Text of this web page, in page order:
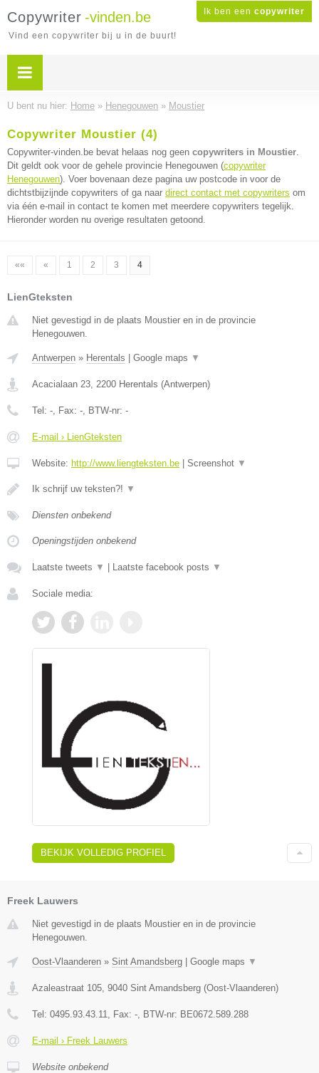
Ik ben een copywriter
Copywriter -vinden.be
Vind een copywriter bij u in de buurt!
U bent nu hier: Home » Henegouwen » Moustier
Copywriter Moustier (4)
Copywriter-vinden.be bevat helaas nog geen copywriters in Moustier.
Dit geldt ook voor de gehele provincie Henegouwen (copywriter
Henegouwen). Voer bovenaan deze pagina uw postcode in voor de
dichtstbijzijnde copywriters of ga naar direct contact met copywriters om
via één e-mail in contact te komen met meerdere copywriters tegelijk.
Hieronder worden nu overige resultaten getoond.
«« « 1 2 3 4
LienGteksten
Niet gevestigd in de plaats Moustier en in de provincie
Henegouwen.
Antwerpen » Herentals Google maps ▼
Acacialaan 23, 2200 Herentals (Antwerpen)
Tel: -, Fax: -, BTW-nr: -
E-mail › LienGteksten
Website: http://www.liengteksten.be Screenshot ▼
Ik schrijf uw teksten?! ▼
Diensten onbekend
Openingstijden onbekend
Laatste tweets ▼ Laatste facebook posts ▼
Sociale media:
BEKIJK VOLLEDIG PROFIEL
Freek Lauwers
Niet gevestigd in de plaats Moustier en in de provincie
Henegouwen.
Oost-Vlaanderen » Sint Amandsberg Google maps ▼
Azaleastraat 105, 9040 Sint Amandsberg (Oost-Vlaanderen)
Tel: 0495.93.43.11, Fax: -, BTW-nr: BE0672.589.288
E-mail › Freek Lauwers
Website onbekend